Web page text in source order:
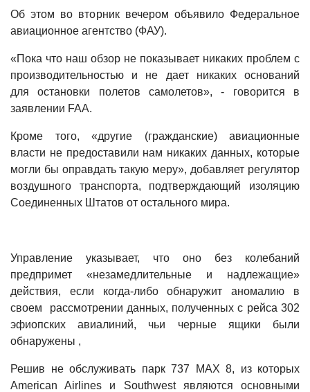
Об этом во вторник вечером объявило Федеральное
авиационное агентство (ФАУ).
«Пока что наш обзор не показывает никаких проблем с
производительностью и не дает никаких оснований
для остановки полетов самолетов», - говорится в
заявлении FAA.
Кроме того, «другие (гражданские) авиационные
власти не предоставили нам никаких данных, которые
могли бы оправдать такую ​​меру», добавляет регулятор
воздушного транспорта, подтверждающий изоляцию
Соединенных Штатов от остального мира.
Управление указывает, что оно без колебаний
предпримет «незамедлительные и надлежащие»
действия, если когда-либо обнаружит аномалию в
своем рассмотрении данных, полученных с рейса 302
эфиопских авиалиний, чьи черные ящики были
обнаружены ,
Решив не обслуживать парк 737 MAX 8, из которых
American Airlines и Southwest являются основными